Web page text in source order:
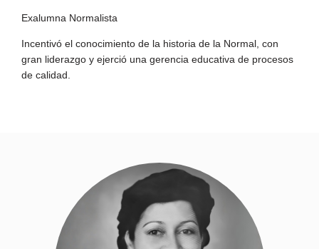
Exalumna Normalista
Incentivó el conocimiento de la historia de la Normal, con
gran liderazgo y ejerció una gerencia educativa de procesos
de calidad.